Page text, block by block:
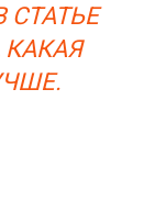
СТАТЬЕ